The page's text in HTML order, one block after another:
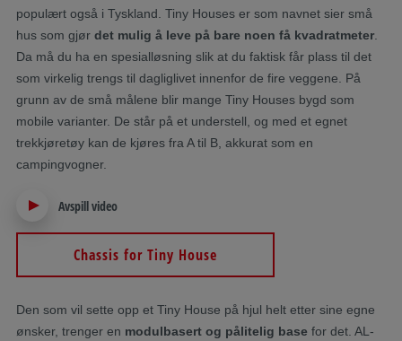
populært også i Tyskland. Tiny Houses er som navnet sier små
hus som gjør det mulig å leve på bare noen få kvadratmeter
Da må du ha en spesialløsning slik at du faktisk får plass til det
som virkelig trengs til dagliglivet innenfor de fire veggene. På
grunn av de små målene blir mange Tiny Houses bygd som
mobile varianter. De står på et understell, og med et egnet
trekkjøretøy kan de kjøres fra A til B, akkurat som en
campingvogner.
Avspill video
Chassis for Tiny House
Den som vil sette opp et Tiny House på hjul helt etter sine egne
ønsker, trenger en modulbasert og pålitelig base for det. AL-